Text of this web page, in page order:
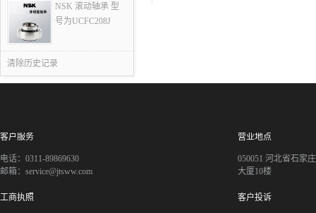
NSK 滚动轴承 型
号为UCFC208J
清除历史记录
客户服务
电话：0311-89869630
邮箱：service@jtsww.com
营业地点
050051 河北省石家
大厦10楼
工商执照 客户投诉